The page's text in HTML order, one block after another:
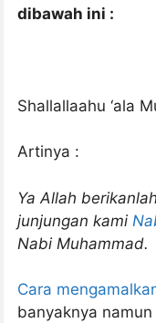
dibawah ini :
Shallallaahu ‘ala
Artinya :
Ya Allah
junjungan kami
Nabi Muhammad.
Cara
banyaknya